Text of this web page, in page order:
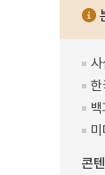
콘